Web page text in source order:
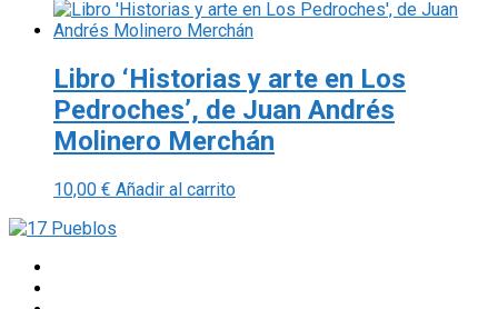
Libro ‘Historias y arte en Los
Pedroches’, de Juan Andrés
Molinero Merchán
10,00 € Añadir al carrito